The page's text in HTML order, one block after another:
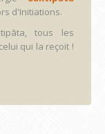
d'Initiations.
tous les
qui la reçoit !